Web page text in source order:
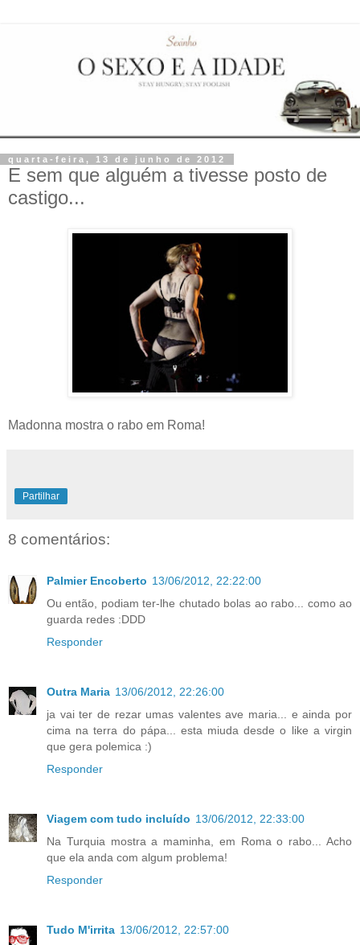
quarta-feira, 13 de junho de 2012
E sem que alguém a tivesse posto de
castigo...
Madonna mostra o rabo em Roma!
Partilhar
8 comentários:
Palmier Encoberto 13/06/2012, 22:22:00
Ou então, podiam ter-lhe chutado bolas ao rabo... como ao
guarda redes :DDD
Responder
Outra Maria 13/06/2012, 22:26:00
ja vai ter de rezar umas valentes ave maria... e ainda por
cima na terra do pápa... esta miuda desde o like a virgin
que gera polemica :)
Responder
Viagem com tudo incluído 13/06/2012, 22:33:00
Na Turquia mostra a maminha, em Roma o rabo... Acho
que ela anda com algum problema!
Responder
Tudo M'irrita 13/06/2012, 22:57:00